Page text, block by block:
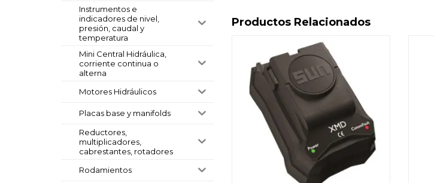
Productos Relacionados
Instrumentos e
indicadores de nivel,
presión, caudal y
temperatura
Mini Central Hidráulica,
corriente continua o
alterna
Motores Hidráulicos
Placas base y manifolds
Reductores,
multiplicadores,
cabrestantes, rotadores
Rodamientos